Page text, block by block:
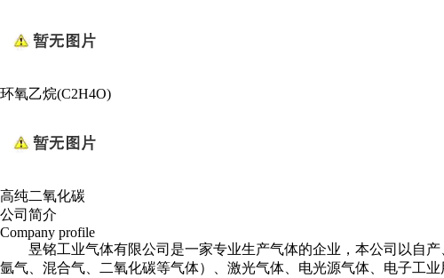
环氧乙烷(C2H4O)
高纯二氧化碳
公司简介
Company profile
昱铭工业气体有限公司是一家专业生产气体的企业，本公司以自
氩气、混合气、二氧化碳等气体）、激光气体、电光源气体、电子工